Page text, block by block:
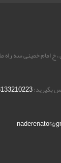
خ امام خمینی سه راه
بگیرید: